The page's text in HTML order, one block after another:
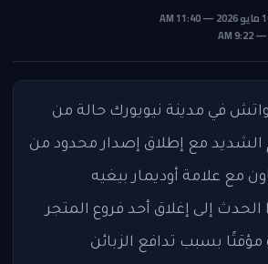
في مدينة نيويورك حالة من
الشديد مع إطلاق إصدار محدود من
مع علامة أوديمار بيغيه
إلى إغلاق أحد فروع المتجر
بسبب تدافع الزبائن